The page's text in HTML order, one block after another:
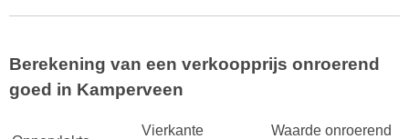
Berekening van een verkoopprijs onroerend
goed in Kamperveen
Vierkante
Waarde onroerend